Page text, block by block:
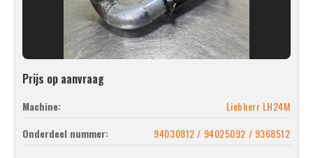
Prijs op aanvraag
Machine:
Liebherr LH24M
Onderdeel nummer:
94030812 / 94025092 / 9368512